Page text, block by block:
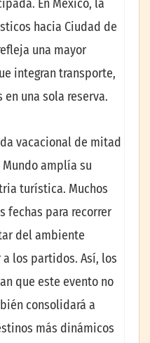
En México, la
hacia Ciudad de
una mayor
integran transporte,
una sola reserva.
vacacional de mitad
amplía su
turística. Muchos
fechas para recorrer
del ambiente
los partidos. Así, los
que este evento no
consolidará a
más dinámicos